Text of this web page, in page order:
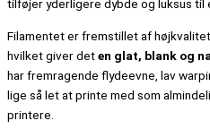
tilføjer yderligere dybde og luksus til
Filamentet er fremstillet af
hvilket giver deten glat, blank og
har fremragende flydeevne, lav
lige så let at printe med som
printere.